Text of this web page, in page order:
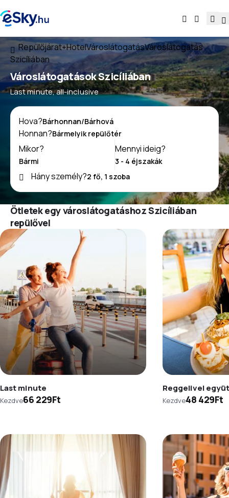
Repülőjárat+HotelVároslátogatásVároslátogatás
Szicíliában
Városlátogatások Szicíliában
Last minute, all-inclusive
Hova?
Honnan?
Mikor?
Mennyi ideig?
Hány személy?
Ötletek egy városlátogatáshoz Szicíliában
repülővel
Last minute
Kezdve66 229Ft
Reggelivel
Kezdve48 429Ft